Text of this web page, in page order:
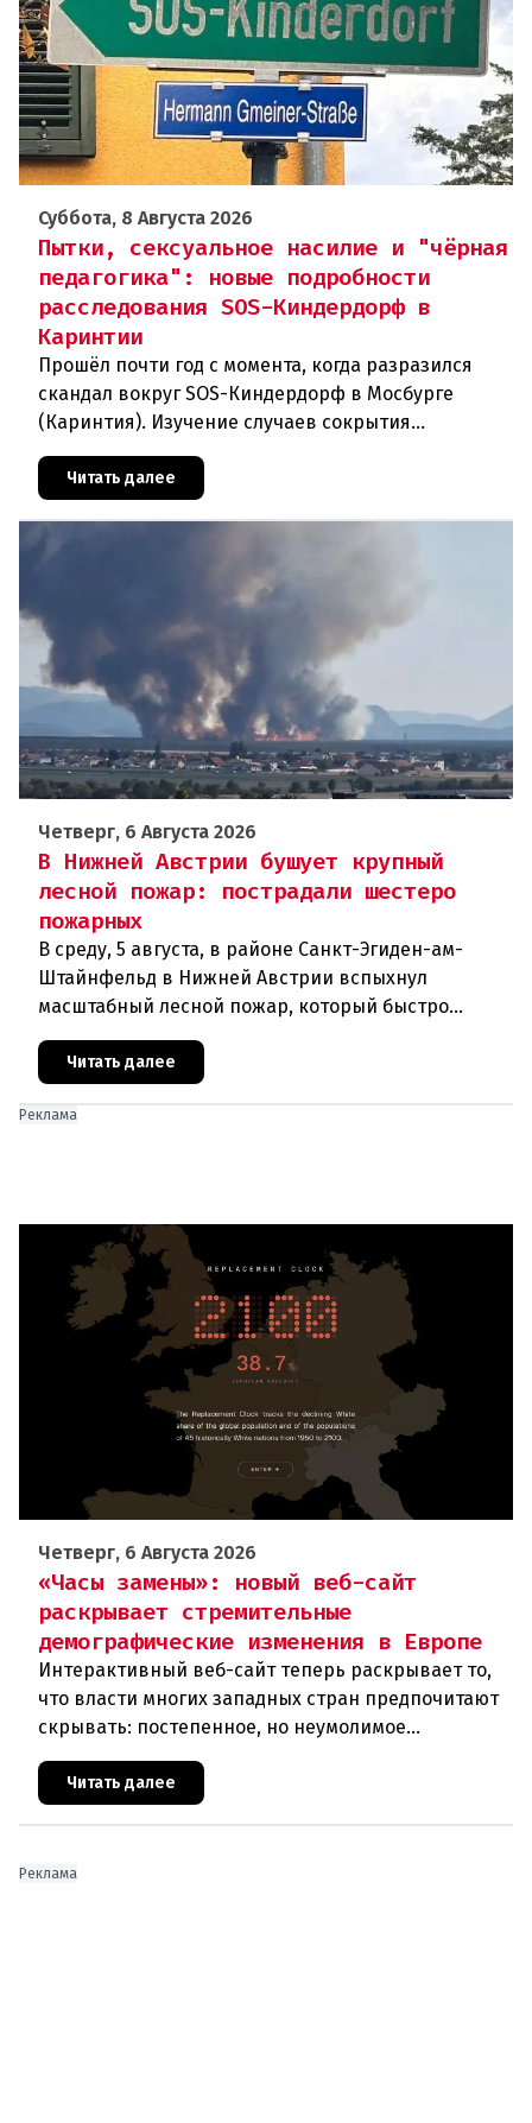
Суббота, 8 Августа 2026
Пытки, сексуальное насилие и "чёрная
педагогика": новые подробности
расследования SOS-Киндердорф в
Каринтии
Прошёл почти год с момента, когда разразился
скандал вокруг SOS-Киндердорф в Мосбурге
(Каринтия). Изучение случаев сокрытия
масштабное расследование, которое продо
Читать далее
Четверг, 6 Августа 2026
В Нижней Австрии бушует крупный
лесной пожар: пострадали шестеро
пожарных
В среду, 5 августа, в районе Санкт-Эгиден-ам-
Штайнфельд в Нижней Австрии вспыхнул
масштабный лесной пожар, который быстро
В ходе тушения пострадали шесте
Читать далее
Реклама
Четверг, 6 Августа 2026
«Часы замены»: новый веб-сайт
раскрывает стремительные
демографические изменения в Европе
Интерактивный веб-сайт теперь раскрывает то,
что власти многих западных стран предпочитают
скрывать: постепенное, но неумолимое
сокращение численности населения
европейского происхождения. «Часы замен
Читать далее
Реклама